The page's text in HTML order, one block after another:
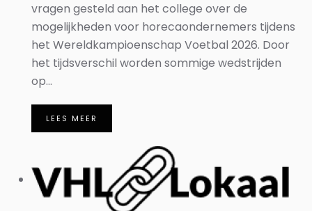
vragen gesteld aan het college over de
mogelijkheden voor horecaondernemers tijdens
het Wereldkampioenschap Voetbal 2026. Door
het tijdsverschil worden sommige wedstrijden
op...
LEES MEER